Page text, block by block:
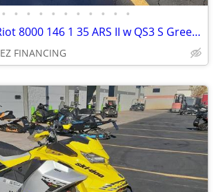
• • • • • • • • • • •
2022 Arctic Cat Riot 8000 146 1 35 ARS II w QS3 S Green Full Send
EZ FINANCING